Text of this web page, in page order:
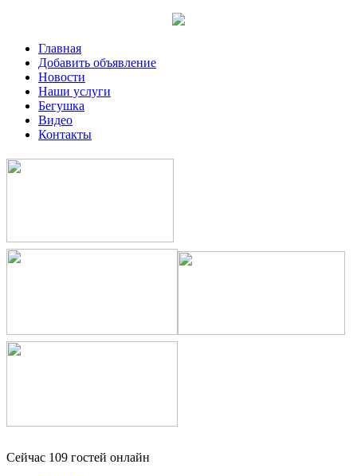
Главная
Добавить объявление
Новости
Наши услуги
Бегушка
Видео
Контакты
Сейчас 109 гостей онлайн